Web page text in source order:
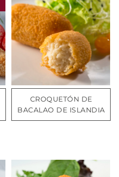
CROQUETÓN DE
BACALAO DE ISLANDIA